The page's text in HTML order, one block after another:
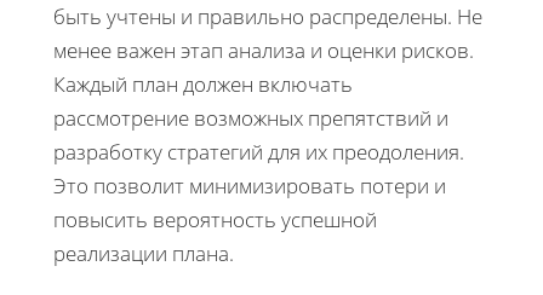
быть учтены и правильно распределены. Не
менее важен этап анализа и оценки рисков.
Каждый план должен включать
рассмотрение возможных препятствий и
разработку стратегий для их преодоления.
Это позволит минимизировать потери и
повысить вероятность успешной
реализации плана.